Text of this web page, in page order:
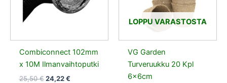
Combiconnect 102mm
x 10M Ilmanvaihtoputki
25,50€ 24,22€
LOPPU VARASTOSTA
VG Garden
Turveruukku 20 Kpl
6x6cm